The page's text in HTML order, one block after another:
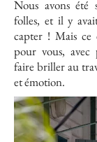
Nous avons été
folles, et il y
capter ! Mais ce
pour vous,
faire briller au
et émotion.